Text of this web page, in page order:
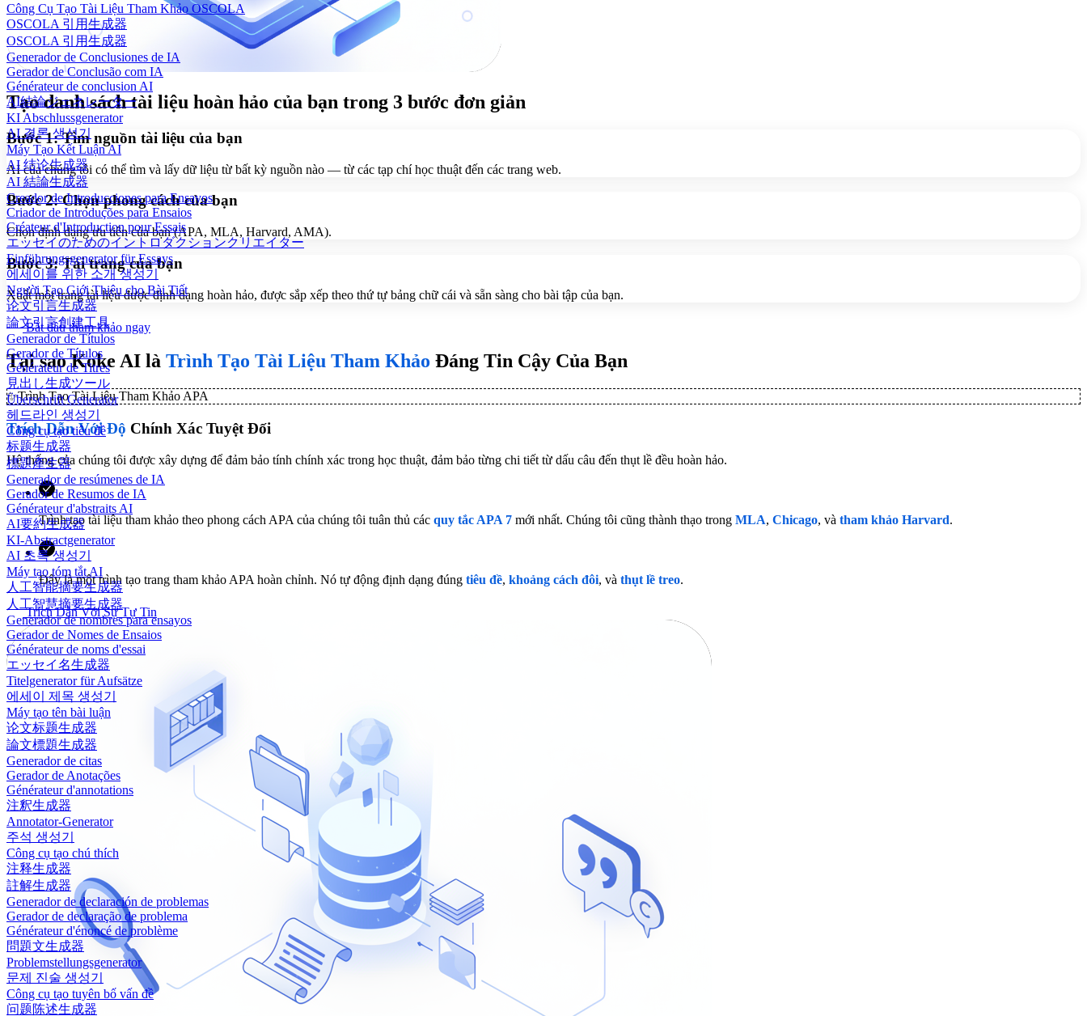
Công Cụ Tạo Tài Liệu Tham Khảo OSCOLA
OSCOLA 引用生成器
OSCOLA 引用生成器
Generador de Conclusiones de IA
Gerador de Conclusão com IA
Générateur de conclusion AI
AI結論ジェネレーター
KI Abschlussgenerator
AI 결론 생성기
Máy Tạo Kết Luận AI
AI 结论生成器
AI 結論生成器
Creador de Introducciones para Ensayos
Criador de Introduções para Ensaios
Créateur d'Introduction pour Essais
エッセイのためのイントロダクションクリエイター
Einführungsgenerator für Essays
에세이를 위한 소개 생성기
Người Tạo Giới Thiệu cho Bài Tiết
论文引言生成器
論文引言創建工具
Generador de Títulos
Gerador de Títulos
Générateur de Titres
見出し生成ツール
Überschrift Generator
헤드라인 생성기
Công cụ tạo tiêu đề
标题生成器
標題產生器
Generador de resúmenes de IA
Gerador de Resumos de IA
Générateur d'abstraits AI
AI要約生成器
KI-Abstractgenerator
AI 초록 생성기
Máy tạo tóm tắt AI
人工智能摘要生成器
人工智慧摘要生成器
Generador de nombres para ensayos
Gerador de Nomes de Ensaios
Générateur de noms d'essai
エッセイ名生成器
Titelgenerator für Aufsätze
에세이 제목 생성기
Máy tạo tên bài luận
论文标题生成器
論文標題生成器
Generador de citas
Gerador de Anotações
Générateur d'annotations
注釈生成器
Annotator-Generator
주석 생성기
Công cụ tạo chú thích
注释生成器
註解生成器
Generador de declaración de problemas
Gerador de declaração de problema
Générateur d'énoncé de problème
問題文生成器
Problemstellungsgenerator
문제 진술 생성기
Công cụ tạo tuyên bố vấn đề
问题陈述生成器
Tạo danh sách tài liệu hoàn hảo của bạn trong 3 bước đơn giản
Bước 1: Tìm nguồn tài liệu của bạn
AI của chúng tôi có thể tìm và lấy dữ liệu từ bất kỳ nguồn nào — từ các tạp chí học thuật đến các trang web.
Bước 2: Chọn phong cách của bạn
Chọn định dạng ưu tiên của bạn (APA, MLA, Harvard, AMA).
Bước 3: Tải trang của bạn
Xuất một trang tài liệu được định dạng hoàn hảo, được sắp xếp theo thứ tự bảng chữ cái và sẵn sàng cho bài tập của bạn.
Bắt đầu tham khảo ngay
Tại sao Koke AI là Trình Tạo Tài Liệu Tham Khảo Đáng Tin Cậy Của Bạn
✨Trình Tạo Tài Liệu Tham Khảo APA
Trích Dẫn Với Độ Chính Xác Tuyệt Đối
Hệ thống của chúng tôi được xây dựng để đảm bảo tính chính xác trong học thuật, đảm bảo từng chi tiết từ dấu câu đến thụt lề đều hoàn hảo.
Trình tạo tài liệu tham khảo theo phong cách APA của chúng tôi tuân thủ các quy tắc APA 7 mới nhất. Chúng tôi cũng thành thạo trong MLA, Chicago, và tham khảo Harvard.
Đây là một trình tạo trang tham khảo APA hoàn chỉnh. Nó tự động định dạng đúng tiêu đề, khoảng cách đôi, và thụt lề treo.
Trích Dẫn Với Sự Tự Tin